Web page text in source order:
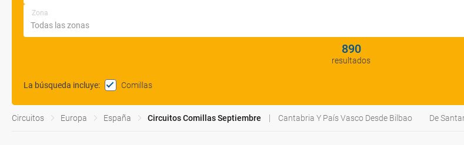
Zona
890
resultados
La búsqueda incluye: Comillas
Circuitos Europa España Circuitos Comillas Septiembre Cantabria Y País Vasco Desde Bilbao De